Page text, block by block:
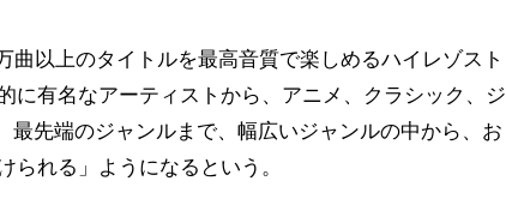
以上のタイトルを最高音質で楽しめるハイレゾスト
に有名なアーティストから、アニメ、クラシック、ジ
先端のジャンルまで、幅広いジャンルの中から、お
れる」ようになるという。